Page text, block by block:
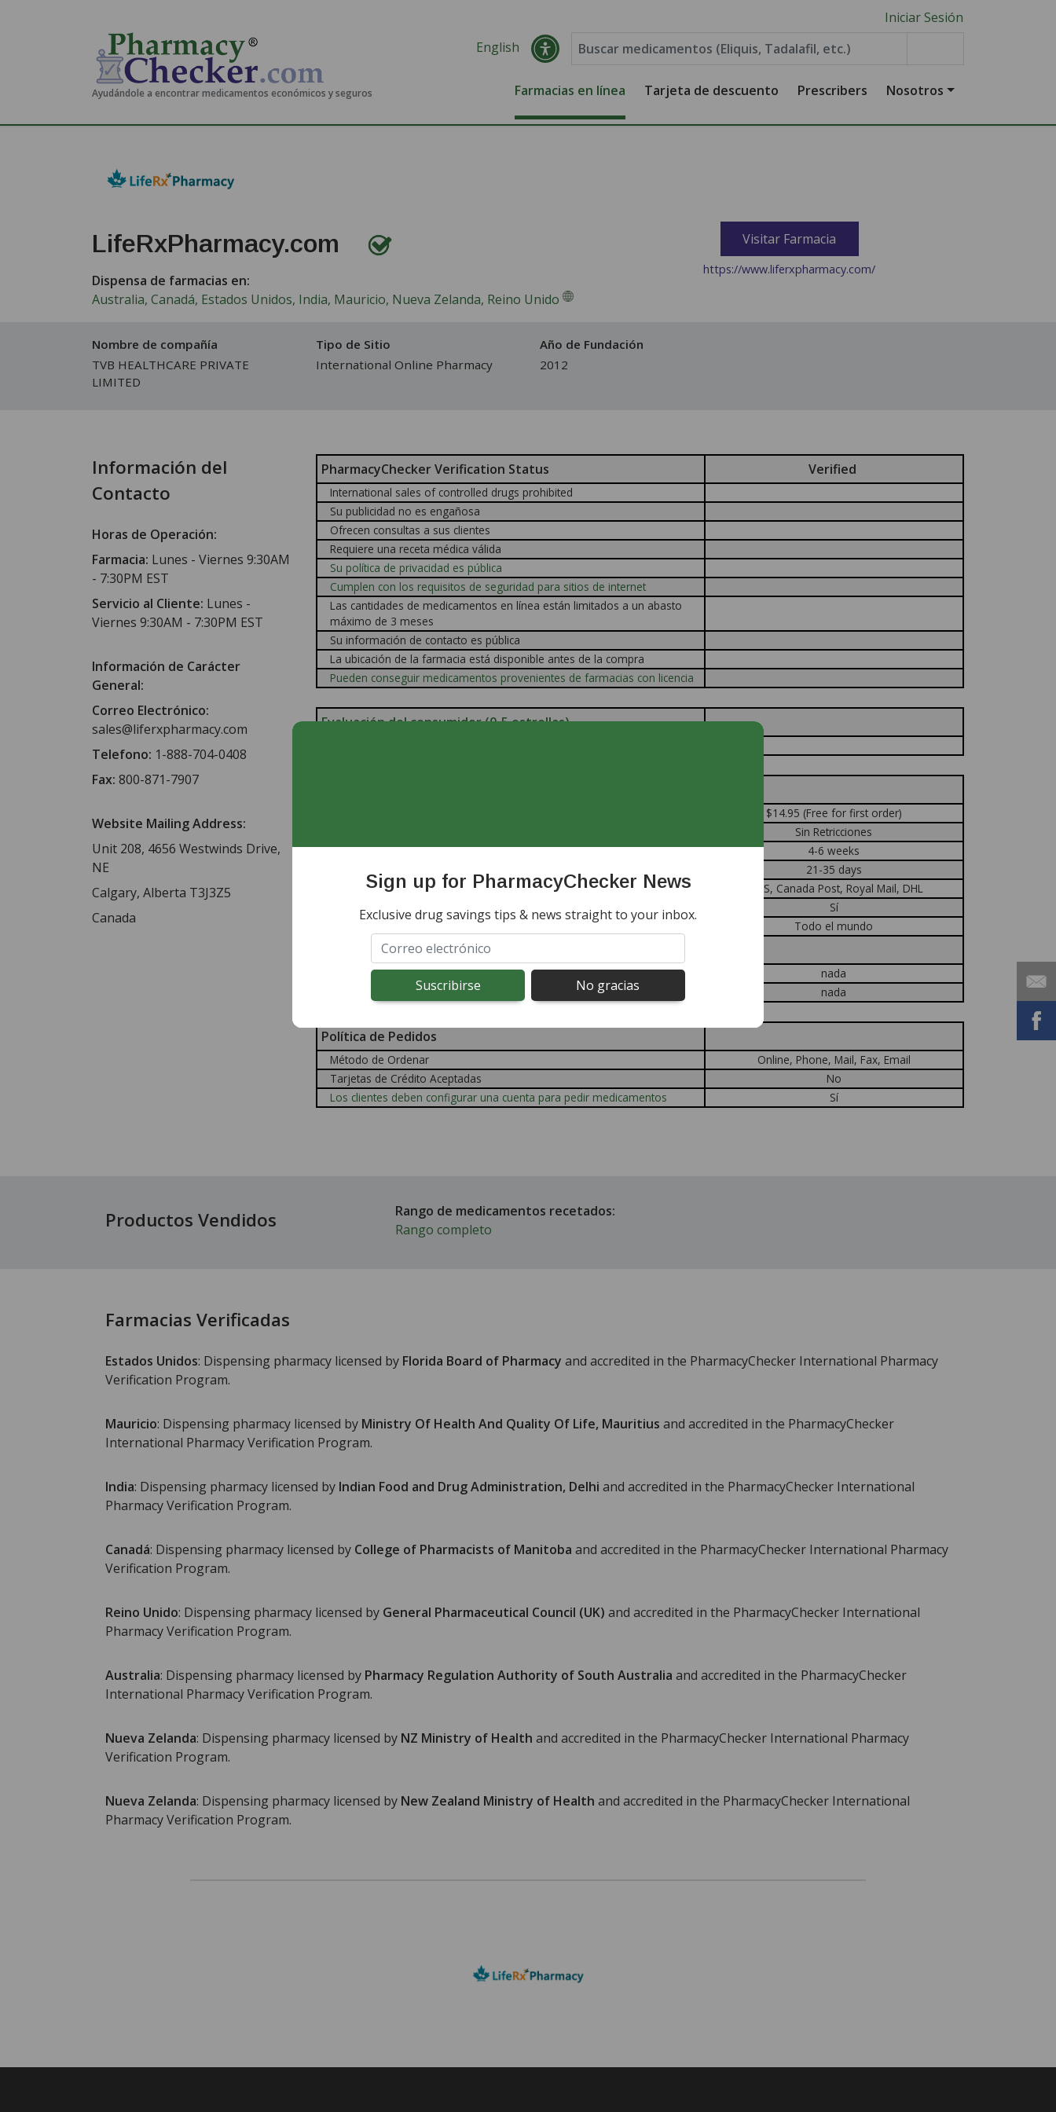
Ayudándole a encontrar medicamentos económicos y seguros
Iniciar Sesión
English
Farmacias en línea Tarjeta de descuento Prescribers Nosotros
LifeRxPharmacy.com
Dispensa de farmacias en:
Australia, Canadá, Estados Unidos, India, Mauricio, Nueva Zelanda, Reino Unido
Visitar Farmacia
https://www.liferxpharmacy.com/
Nombre de compañía
TVB HEALTHCARE PRIVATE
LIMITED
Tipo de Sitio
International Online Pharmacy
Año de Fundación
2012
Información del
Contacto
Horas de Operación:
Farmacia: Lunes - Viernes 9:30AM
- 7:30PM EST
Servicio al Cliente: Lunes -
Viernes 9:30AM - 7:30PM EST
Información de Carácter
General:
Correo Electrónico:
sales@liferxpharmacy.com
Telefono: 1-888-704-0408
Fax: 800-871-7907
Website Mailing Address:
Unit 208, 4656 Westwinds Drive,
NE
Calgary, Alberta T3J3Z5
Canada
PharmacyChecker Verification Status Verified
International sales of controlled drugs prohibited
Su publicidad no es engañosa
Ofrecen consultas a sus clientes
Requiere una receta médica válida
Su política de privacidad es pública
Cumplen con los requisitos de seguridad para sitios de internet
Las cantidades de medicamentos en línea están limitados a un abasto
máximo de 3 meses
Su información de contacto es pública
La ubicación de la farmacia está disponible antes de la compra
Pueden conseguir medicamentos provenientes de farmacias con licencia
Evaluación del consumidor (0-5 estrellas)
$14.95 (Free for first order)
Sin Retricciones
Estimated Shipping Time From Receipt of Order to Final Delivery
4-6 weeks
21-35 days
Métodos de entrega / envío
USPS, Canada Post, Royal Mail, DHL
Los datos del medicamento y la hoja de uso vienen con medicamentos
Sí
Todo el mundo
Otros Tarifas
Tarifas de dispensación
nada
Tarifa de revisión médica
nada
Política de Pedidos
Método de Ordenar
Online, Phone, Mail, Fax, Email
Tarjetas de Crédito Aceptadas
No
Los clientes deben configurar una cuenta para pedir medicamentos
Sí
Productos Vendidos
Rango de medicamentos recetados:
Rango completo
Farmacias Verificadas
Estados Unidos: Dispensing pharmacy licensed by Florida Board of Pharmacy and accredited in the PharmacyChecker International Pharmacy
Verification Program.
Mauricio: Dispensing pharmacy licensed by Ministry Of Health And Quality Of Life, Mauritius and accredited in the PharmacyChecker
International Pharmacy Verification Program.
India: Dispensing pharmacy licensed by Indian Food and Drug Administration, Delhi and accredited in the PharmacyChecker International
Pharmacy Verification Program.
Canadá: Dispensing pharmacy licensed by College of Pharmacists of Manitoba and accredited in the PharmacyChecker International Pharmacy
Verification Program.
Reino Unido: Dispensing pharmacy licensed by General Pharmaceutical Council (UK) and accredited in the PharmacyChecker International
Pharmacy Verification Program.
Australia: Dispensing pharmacy licensed by Pharmacy Regulation Authority of South Australia and accredited in the PharmacyChecker
International Pharmacy Verification Program.
Nueva Zelanda: Dispensing pharmacy licensed by NZ Ministry of Health and accredited in the PharmacyChecker International Pharmacy
Verification Program.
Nueva Zelanda: Dispensing pharmacy licensed by New Zealand Ministry of Health and accredited in the PharmacyChecker International
Pharmacy Verification Program.
Sign up for PharmacyChecker News
Exclusive drug savings tips & news straight to your inbox.